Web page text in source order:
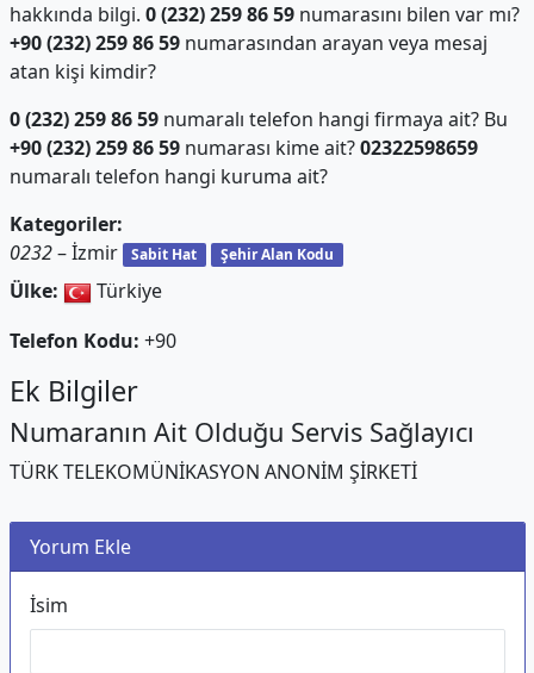
hakkında bilgi. 0 (232) 259 86 59numarasını bilen var mı?
+90 (232) 259 86 59numarasından arayan veya mesaj
atan kişi kimdir?
0 (232) 259 86 59numaralı telefon hangi firmaya ait? Bu
+90 (232) 259 86 59numarası kime ait?02322598659
numaralı telefon hangi kuruma ait?
Kategoriler:
0232– İzmir Sabit Hat Şehir Alan Kodu
Ülke:
Türkiye
Telefon Kodu: +90
Ek Bilgiler
Numaranın Ait Olduğu Servis Sağlayıcı
TÜRK TELEKOMÜNİKASYON ANONİM ŞİRKETİ
Yorum Ekle
İsim